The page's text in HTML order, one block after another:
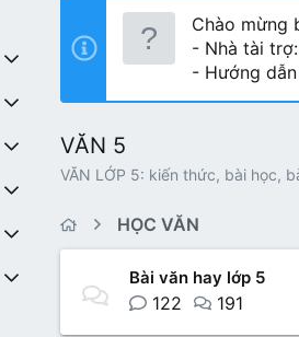
Chào mừng
- Nhà tài trợ:
- Hướng dẫn
VĂN 5
VĂN LỚP 5: kiến thức, bài học,
HỌC VĂN
Bài văn hay lớp 5
122 191